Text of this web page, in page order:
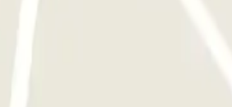
uscire dal parcheggio tutte le volte che vorrai.